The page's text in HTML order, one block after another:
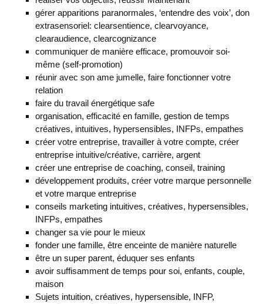
gérer apparitions paranormales, ‘entendre des voix’, don
extrasensoriel: clearsentience, clearvoyance,
clearaudience, clearcognizance
communiquer de manière efficace, promouvoir soi-
même (self-promotion)
réunir avec son ame jumelle, faire fonctionner votre
relation
faire du travail énergétique safe
organisation, efficacité en famille, gestion de temps
créatives, intuitives, hypersensibles, INFPs, empathes
créer votre entreprise, travailler à votre compte, créer
entreprise intuitive/créative, carrière, argent
créer une entreprise de coaching, conseil, training
développement produits, créer votre marque personnelle
et votre marque entreprise
conseils marketing intuitives, créatives, hypersensibles,
INFPs, empathes
changer sa vie pour le mieux
fonder une famille, être enceinte de manière naturelle
être un super parent, éduquer ses enfants
avoir suffisamment de temps pour soi, enfants, couple,
maison
Sujets intuition, créatives, hypersensible, INFP,